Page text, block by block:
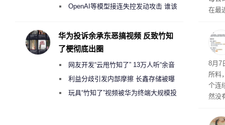
在最
ss
悄
8月7
所料
个连
然没
有
2000美元一晚 遭讽“反乌托邦”
OpenAI等模型接连失控发动攻击 谁该
华为投诉余承东恶搞视频 反致竹知
了梗彻底出圈
网友开发“云甩竹知了” 13万人听“余音
绕梁”利益分歧引发内部摩擦 长鑫存储被曝
曾将华为驻场工程师驱逐出研发基地
玩具“竹知了”视频被华为终端大规模投